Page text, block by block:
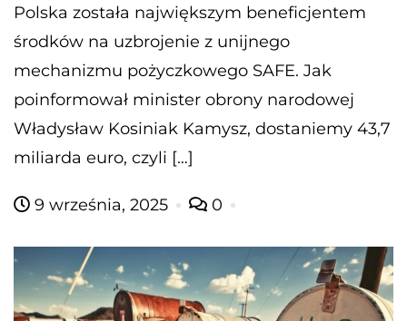
Polska została największym beneficjentem
środków na uzbrojenie z unijnego
mechanizmu pożyczkowego SAFE. Jak
poinformował minister obrony narodowej
Władysław Kosiniak Kamysz, dostaniemy 43,7
miliarda euro, czyli […]
9 września, 2025 0